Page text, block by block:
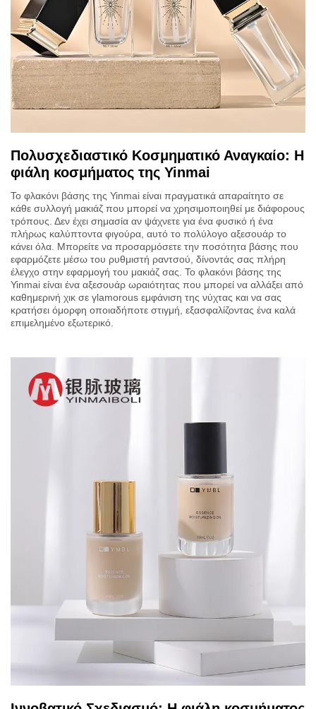
Πολυσχεδιαστικό Κοσμηματικό Αναγκαίο: Η
φιάλη κοσμήματος της Yinmai
Το φλακόνι βάσης της Yinmai είναι πραγματικά απαραίτητο σε
κάθε συλλογή μακιάζ που μπορεί να χρησιμοποιηθεί με διάφορους
τρόπους. Δεν έχει σημασία αν ψάχνετε για ένα φυσικό ή ένα
πλήρως καλύπτοντα φιγούρα, αυτό το πολύλογο αξεσουάρ το
κάνει όλα. Μπορείτε να προσαρμόσετε την ποσότητα βάσης που
εφαρμόζετε μέσω του ρυθμιστή ραντσού, δίνοντάς σας πλήρη
έλεγχο στην εφαρμογή του μακιάζ σας. Το φλακόνι βάσης της
Yinmai είναι ένα αξεσουάρ ωραιότητας που μπορεί να αλλάξει από
καθημερινή χικ σε γlamorous εμφάνιση της νύχτας και να σας
κρατήσει όμορφη οποιαδήποτε στιγμή, εξασφαλίζοντας ένα καλά
επιμελημένο εξωτερικό.